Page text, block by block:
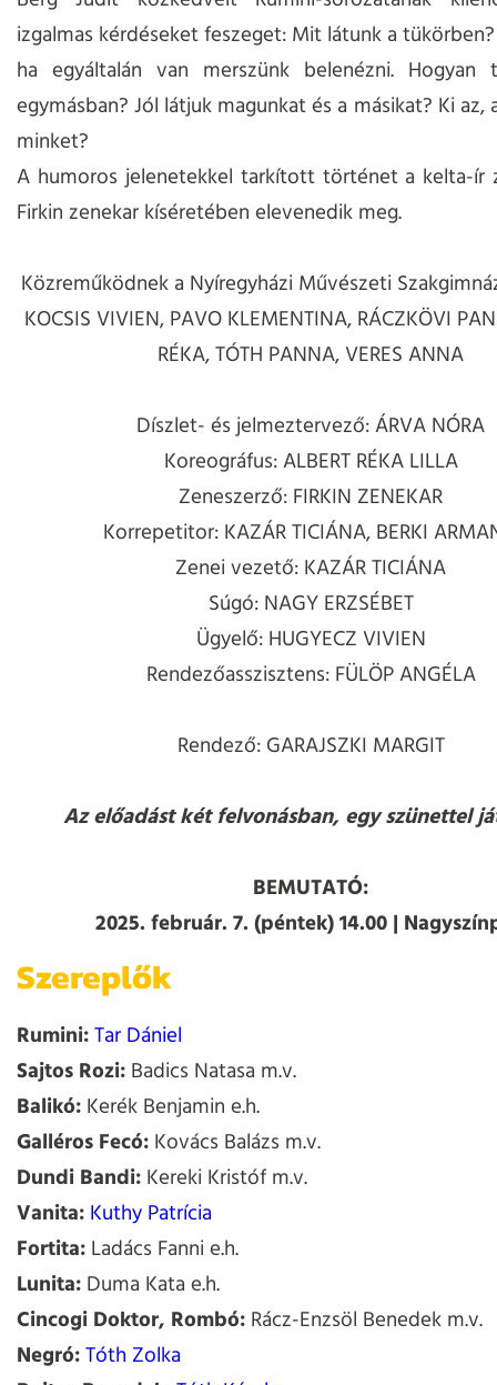
izgalmas kérdéseket feszeget: Mit látunk a
ha egyáltalán van merszünk belenézni. Hogyan
egymásban? Jól látjuk magunkat és a másikat? Ki az,
minket?
A humoros jelenetekkel tarkított történet a kelta-ír
Firkin zenekar kíséretében elevenedik meg.
Közreműködnek a Nyíregyházi Művészeti
KOCSIS VIVIEN, PAVO KLEMENTINA, RÁCZKÖVI
RÉKA, TÓTH PANNA, VERES ANNA
Díszlet- és jelmeztervező: ÁRVA NÓRA
Koreográfus: ALBERT RÉKA LILLA
Zeneszerző: FIRKIN ZENEKAR
Korrepetitor: KAZÁR TICIÁNA, BERKI
Zenei vezető: KAZÁR TICIÁNA
Súgó: NAGY ERZSÉBET
Ügyelő: HUGYECZ VIVIEN
Rendezőasszisztens: FÜLÖP ANGÉLA
Rendező: GARAJSZKI MARGIT
Az előadást két felvonásban, egy szünettel
BEMUTATÓ:
2025. február. 7. (péntek) 14.00 |
Szereplők
Rumini:Tar Dániel
Sajtos Rozi:Badics Natasa m.v.
Balikó:Kerék Benjamin e.h.
Galléros Fecó:Kovács Balázs m.v.
Dundi Bandi:Kereki Kristóf m.v.
Vanita:Kuthy Patrícia
Fortita:Ladács Fanni e.h.
Lunita:Duma Kata e.h.
Cincogi Doktor, Rombó:Rácz-Enzsöl Benedek m.v.
Negró:Tóth Zolka